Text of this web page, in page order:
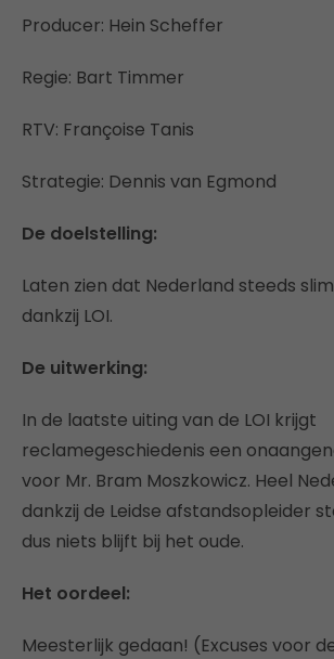
Producer: Hein Scheffer
Regie: Bart Timmer
RTV: Françoise Tanis
Strategie: Dennis van Egmond
De doelstelling:
Laten zien dat Nederland steeds
dankzij LOI.
De uitwerking:
In de laatste uiting van de LOI krijgt
reclamegeschiedenis een
voor Mr. Bram Moszkowicz. Heel
dankzij de Leidse afstandsopleider
dus niets blijft bij het oude.
Het oordeel:
Meesterlijk gedaan! (Excuses voor